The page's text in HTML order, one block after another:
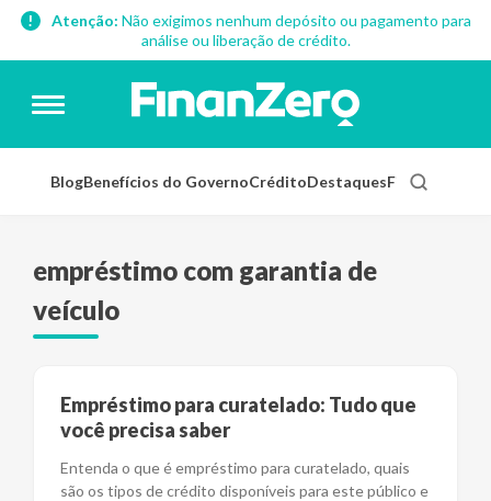
Atenção: Não exigimos nenhum depósito ou pagamento para
análise ou liberação de crédito.
BlogBenefícios do GovernoCréditoDestaquesFinanças
empréstimo com garantia de
veículo
Empréstimo para curatelado: Tudo que
você precisa saber
Entenda o que é empréstimo para curatelado, quais
são os tipos de crédito disponíveis para este público e